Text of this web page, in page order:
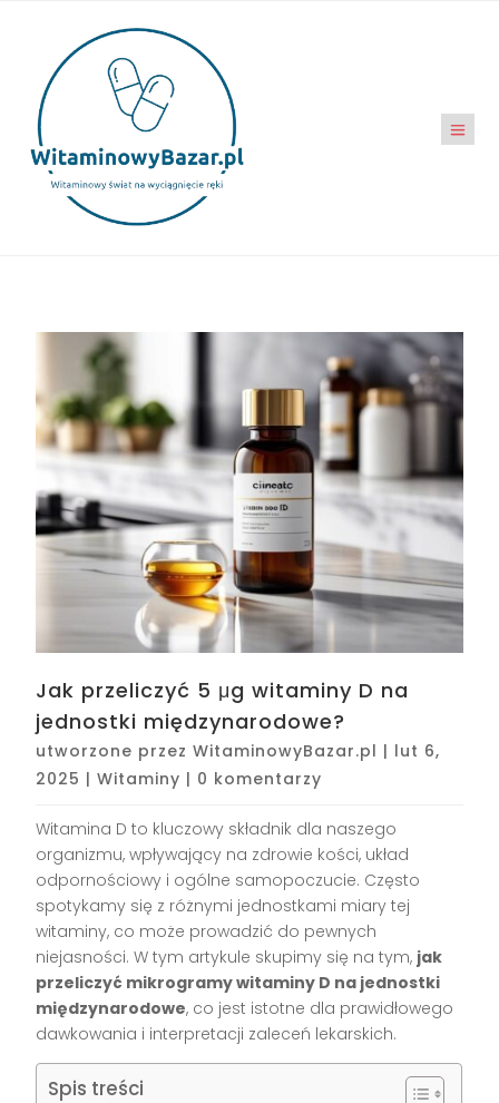
Jak przeliczyć 5 μg witaminy D na
jednostki międzynarodowe?
utworzone przezWitaminowyBazar.pl | lut 6,
2025 |Witaminy | 0 komentarzy
Witamina D to kluczowy składnik dla naszego
organizmu, wpływający na zdrowie kości, układ
odpornościowy i ogólne samopoczucie. Często
spotykamy się z różnymi jednostkami miary tej
witaminy, co może prowadzić do pewnych
niejasności. W tym artykule skupimy się na tym, jak
przeliczyć mikrogramy witaminy D na jednostki
międzynarodowe, co jest istotne dla prawidłowego
dawkowania i interpretacji zaleceń lekarskich.
Spis treści